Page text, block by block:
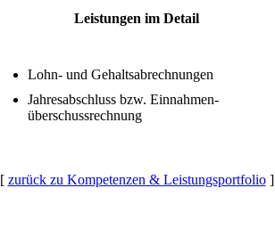
Leistungen im Detail
Lohn- und Gehaltsabrechnungen
Jahresabschluss bzw. Einnahmen­
überschuss­rechnung
[ zurück zu Kompetenzen & Leistungsportfolio]